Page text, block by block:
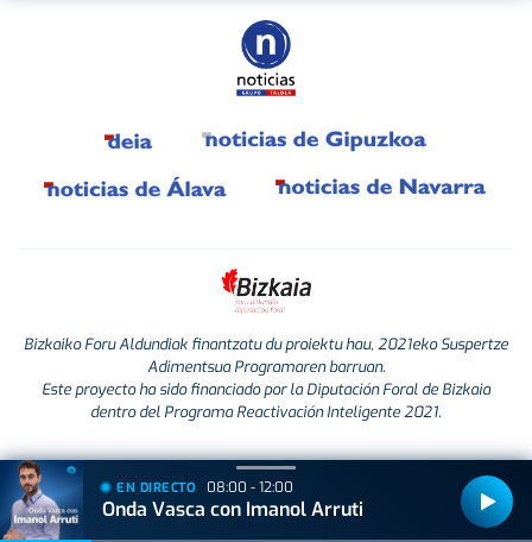
Bizkaiko Foru Aldundiak finantzatu du proiektu hau, 2021eko Suspertze
Adimentsua Programaren barruan.
Este proyecto ha sido financiado por la Diputación Foral de Bizkaia
dentro del Programa Reactivación Inteligente 2021.
EN DIRECTO 08:00 - 12:00
Onda Vasca con Imanol Arruti